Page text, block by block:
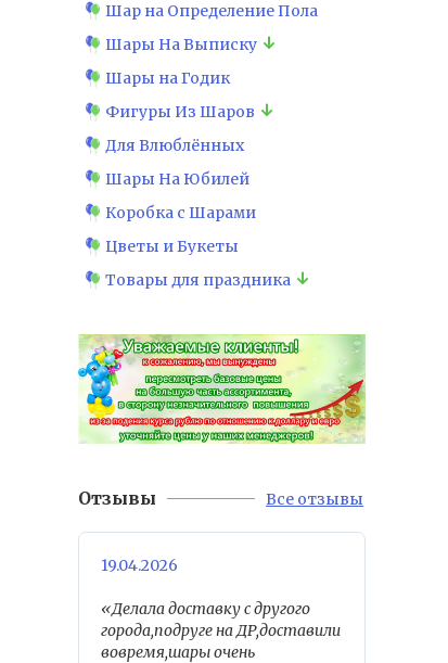
Шар на Определение Пола
Шары На Выписку
Шары на Годик
Фигуры Из Шаров
Для Влюблённых
Шары На Юбилей
Коробка с Шарами
Цветы и Букеты
Товары для праздника
Отзывы Все отзывы
19.04.2026
«Делала доставку с другого
города,подруге на ДР,доставили
вовремя,шары очень